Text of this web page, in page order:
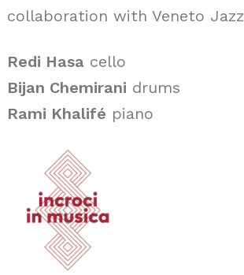
collaboration with Veneto Jazz
Redi Hasa cello
Bijan Chemirani drums
Rami Khalifé piano